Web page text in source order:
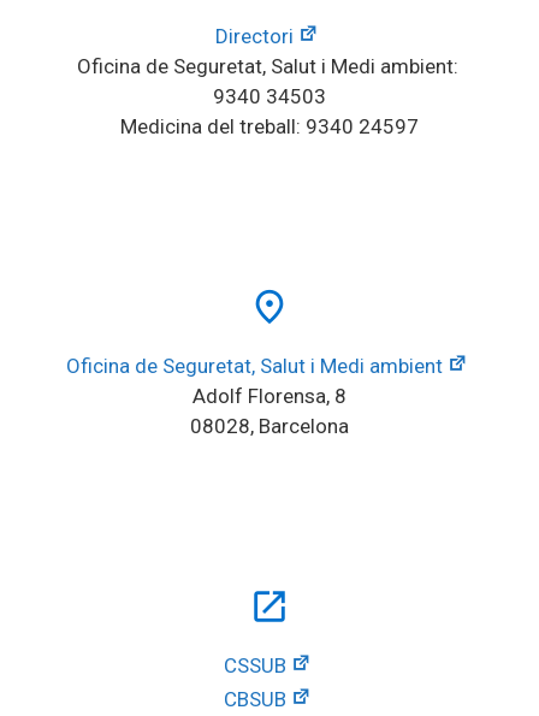
Directori
Oficina de Seguretat, Salut i Medi ambient:
9340 34503
Medicina del treball: 9340 24597
place
Oficina de Seguretat, Salut i Medi ambient
Adolf Florensa, 8
08028, Barcelona
open_in_new
CSSUB
CBSUB